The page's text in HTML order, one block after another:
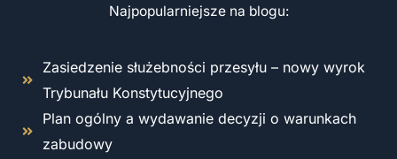
Najpopularniejsze na blogu:
Zasiedzenie służebności przesyłu – nowy wyrok
Trybunału Konstytucyjnego
Plan ogólny a wydawanie decyzji o warunkach
zabudowy